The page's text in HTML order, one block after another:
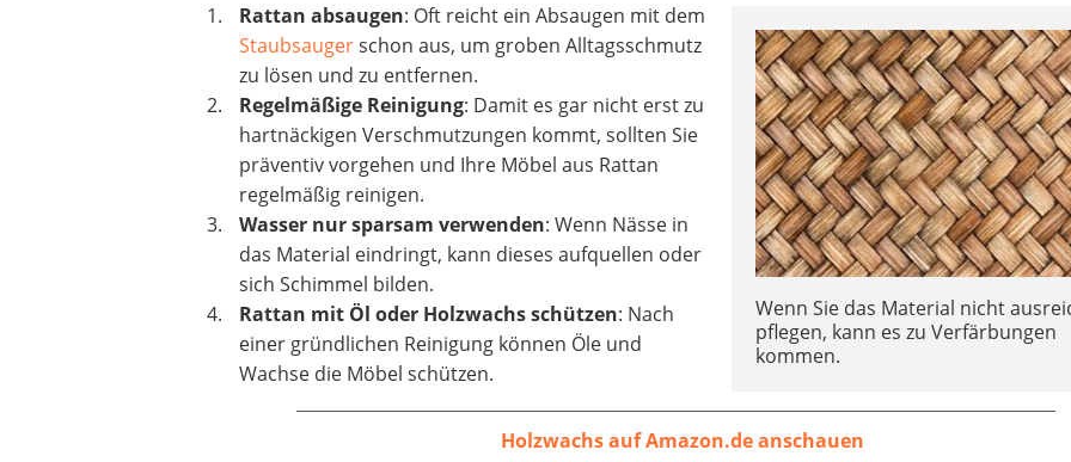
Wenn Sie das Material nicht
pflegen, kann es zu Verfärbungen
kommen.
Rattan absaugen: Oft reicht ein Absaugen mit dem
Staubsaugerschon aus, um groben Alltagsschmutz
zu lösen und zu entfernen.
Regelmäßige Reinigung: Damit es gar nicht erst zu
hartnäckigen Verschmutzungen kommt, sollten Sie
präventiv vorgehen und Ihre Möbel aus Rattan
regelmäßig reinigen.
Wasser nur sparsam verwenden: Wenn Nässe in
das Material eindringt, kann dieses aufquellen oder
sich Schimmel bilden.
Rattan mit Öl oder Holzwachs schützen: Nach
einer gründlichen Reinigung können Öle und
Wachse die Möbel schützen.
Holzwachs auf Amazon.de anschauen